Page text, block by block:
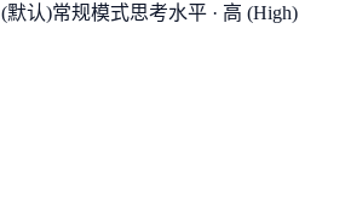
(默认)常规模式思考水平 · 高 (High)